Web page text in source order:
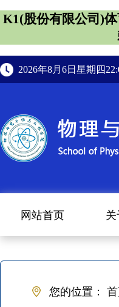
K1(股份有限公司)
2026年8月6日星期四
网站首页 关
您的位置：